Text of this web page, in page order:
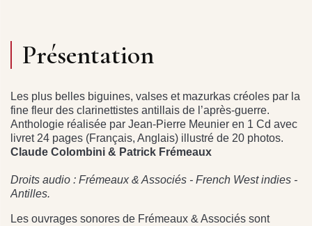
Présentation
Les plus belles biguines, valses et mazurkas créoles par la
fine fleur des clarinettistes antillais de l’après-guerre.
Anthologie réalisée par Jean-Pierre Meunier en 1 Cd avec
livret 24 pages (Français, Anglais) illustré de 20 photos.
Claude Colombini & Patrick Frémeaux
Droits audio : Frémeaux & Associés - French West indies -
Antilles.
Les ouvrages sonores de Frémeaux & Associés sont